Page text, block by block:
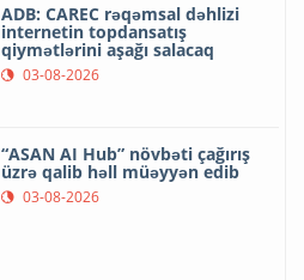
ADB: CAREC rəqəmsal dəhlizi
internetin topdansatış
qiymətlərini aşağı salacaq
03-08-2026
“ASAN AI Hub” növbəti çağırış
üzrə qalib həll müəyyən edib
03-08-2026